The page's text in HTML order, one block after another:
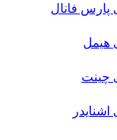
پارس فانال
هیمل
چینت